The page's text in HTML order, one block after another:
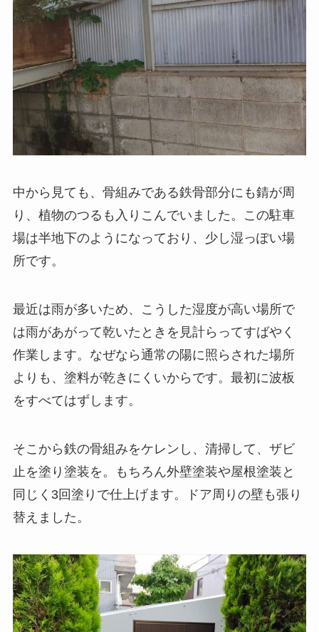
中から見ても、骨組みである鉄骨部分にも錆が周
り、植物のつるも入りこんでいました。この駐車
場は半地下のようになっており、少し湿っぽい場
所です。
最近は雨が多いため、こうした湿度が高い場所で
は雨があがって乾いたときを見計らってすばやく
作業します。なぜなら通常の陽に照らされた場所
よりも、塗料が乾きにくいからです。最初に波板
をすべてはずします。
そこから鉄の骨組みをケレンし、清掃して、ザビ
止を塗り塗装を。もちろん外壁塗装や屋根塗装と
同じく3回塗りで仕上げます。ドア周りの壁も張り
替えました。